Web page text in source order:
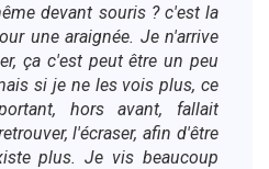
devant souris ? c'est la
une araignée. Je n'arrive
ça c'est peut être un peu
si je ne les vois plus, ce
hors avant, fallait
l'écraser, afin d'être
plus. Je vis beaucoup